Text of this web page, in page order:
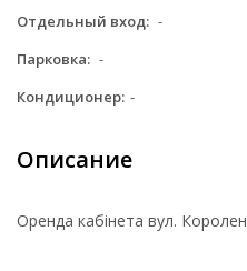
Отдельный вход: -
Парковка: -
Кондиционер: -
Описание
Оренда кабінета вул.